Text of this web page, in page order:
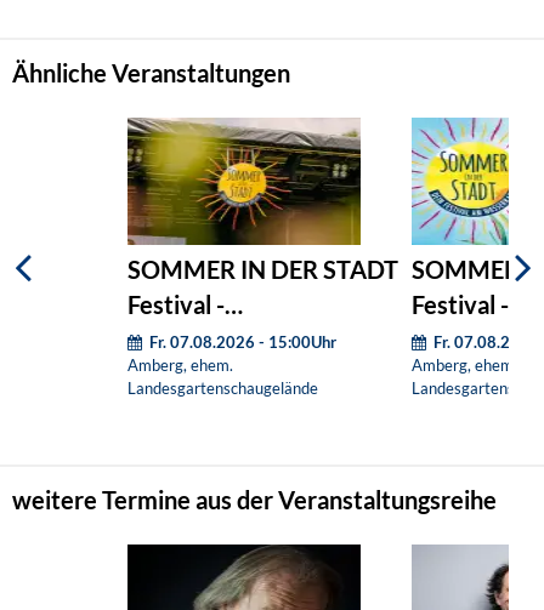
Ähnliche Veranstaltungen
SOMMER IN DER STADT
Festival -
Wochenendticket
Fr. 07.08.2026 - 15:00Uhr
Amberg, ehem.
Landesgartenschaugelände
SOMMER
Festival -
Freitag
Fr.
Amberg, ehem.
weitere Termine aus der Veranstaltungsreihe